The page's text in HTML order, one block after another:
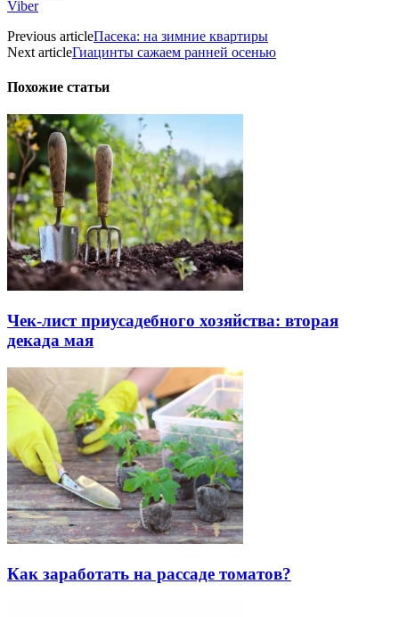
Viber
Previous articleПасека: на зимние квартиры
Next articleГиацинты сажаем ранней осенью
Похожие статьи
Чек-лист приусадебного хозяйства: вторая
декада мая
Как заработать на рассаде томатов?